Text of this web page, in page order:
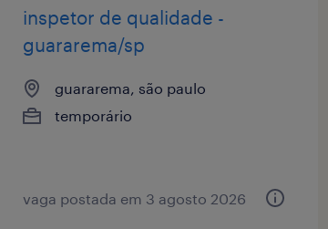
inspetor de qualidade -
guararema/sp
guararema, são paulo
temporário
vaga postada em 3 agosto 2026